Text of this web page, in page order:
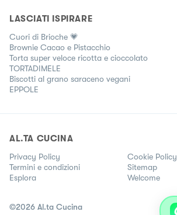
LASCIATI ISPIRARE
Cuori di Brioche 💗
Brownie Cacao e Pistacchio
Torta super veloce ricotta e cioccolato
TORTADIMELE
Biscotti al grano saraceno vegani
EPPOLE
AL.TA CUCINA
Privacy Policy
Cookie Policy
Termini e condizioni
Sitemap
Esplora
Welcome
©2026 Al.ta Cucina